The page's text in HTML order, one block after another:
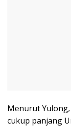
Menurut
cukup panjang